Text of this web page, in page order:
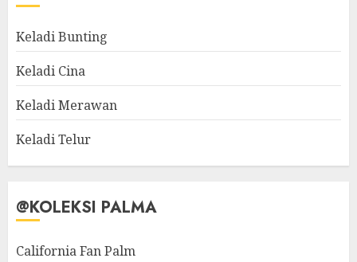
Keladi Bunting
Keladi Cina
Keladi Merawan
Keladi Telur
@KOLEKSI PALMA
California Fan Palm